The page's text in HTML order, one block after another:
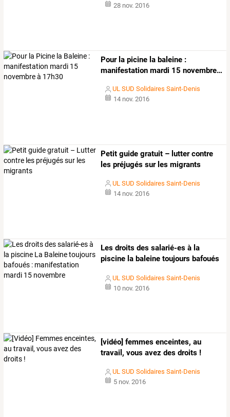
28 nov. 2016
Pourla picine la baleine :
manifestation mardi 15 novembre…
UL SUD Solidaires Saint-Denis
14 nov. 2016
Petit guide gratuit – lutter contre
les préjugés sur les migrants
UL SUD Solidaires Saint-Denis
14 nov. 2016
Les droits des salarié-es à la
piscine la baleine toujours bafoués
UL SUD Solidaires Saint-Denis
10 nov. 2016
[vidéo] femmes enceintes, au
travail, vous avez des droits !
UL SUD Solidaires Saint-Denis
5 nov. 2016